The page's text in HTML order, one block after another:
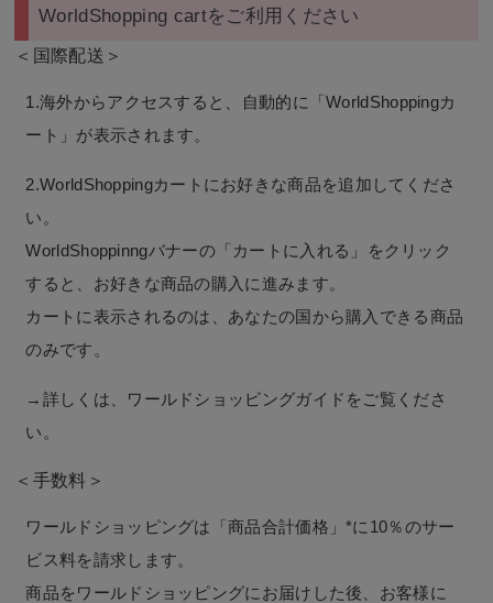
WorldShopping cartをご利用ください
＜国際配送＞
1.海外からアクセスすると、自動的に「WorldShoppingカ
ート」が表示されます。
2.WorldShoppingカートにお好きな商品を追加してくださ
い。
WorldShoppinngバナーの「カートに入れる」をクリック
すると、お好きな商品の購入に進みます。
カートに表示されるのは、あなたの国から購入できる商品
のみです。
→詳しくは、ワールドショッピングガイドをご覧くださ
い。
＜手数料＞
ワールドショッピングは「商品合計価格」*に10％のサー
ビス料を請求します。
商品をワールドショッピングにお届けした後、お客様に